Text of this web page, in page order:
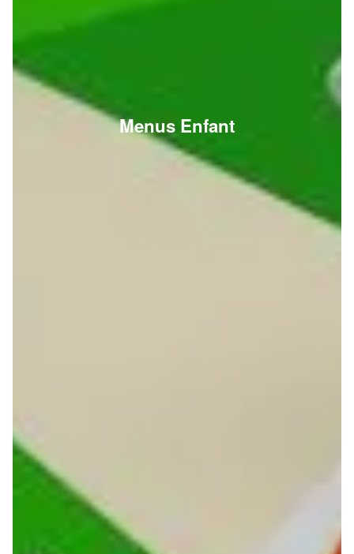
Menus Enfant